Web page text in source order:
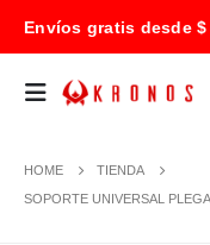
Envíos gratis desde $
HOME
TIENDA
SOPORTE UNIVERSAL